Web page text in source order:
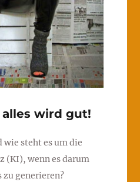
alles wird gut!
wie steht es um die
(KI), wenn es darum
generieren?